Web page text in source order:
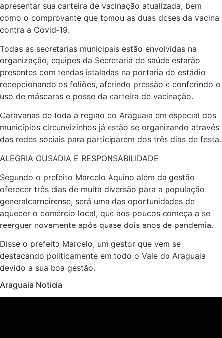
apresentar sua carteira de vacinação atualizada, bem
como o comprovante que tomou as duas doses da vacina
contra a Covid-19.
Todas as secretarias municipais estão envolvidas na
organização, equipes da Secretaria de saúde estarão
presentes com tendas istaladas na portaria do estádio
recepcionando os foliões, aferindo pressão e conferindo o
uso de máscaras e posse da carteira de vacinação.
Caravanas de toda a região do Araguaia em especial dos
municípios circunvizinhos já estão se organizando através
das redes sociais para participarem dos três dias de festa.
ALEGRIA OUSADIA E RESPONSABILIDADE
Segundo o prefeito Marcelo Aquino além da gestão
oferecer três dias de muita diversão para a população
generalcarneirense, será uma das oportunidades de
aquecer o comércio local, que aos poucos começa a se
reerguer novamente após quase dois anos de pandemia.
Disse o prefeito Marcelo, um gestor que vem se
destacando politicamente em todo o Vale do Araguaia
devido a sua boa gestão.
Araguaia Notícia